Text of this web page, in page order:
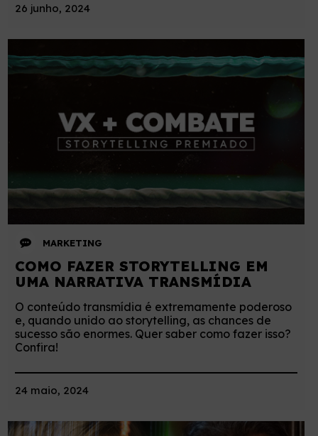
26 junho, 2024
MARKETING
COMO FAZER STORYTELLING EM
UMA NARRATIVA TRANSMÍDIA
O conteúdo transmídia é extremamente poderoso
e, quando unido ao storytelling, as chances de
sucesso são enormes. Quer saber como fazer isso?
Confira!
24 maio, 2024